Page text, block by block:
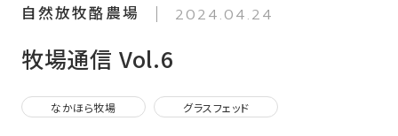
自然放牧酪農場 2024.04.24
牧場通信 Vol.6
なかほら牧場 グラスフェッド